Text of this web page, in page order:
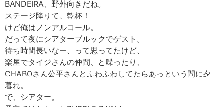
BANDEIRA、野外向きだね。
ステージ降りて、乾杯！
けど俺はノンアルコール。
だって夜にシアターブルックでゲスト。
待ち時間長いなー、って思ってたけど、
楽屋でタイジさんの仲間、と喋ったり、
CHABOさん公平さんとふわふわしてたらあっという間に夕
暮れ。
で、シアター。